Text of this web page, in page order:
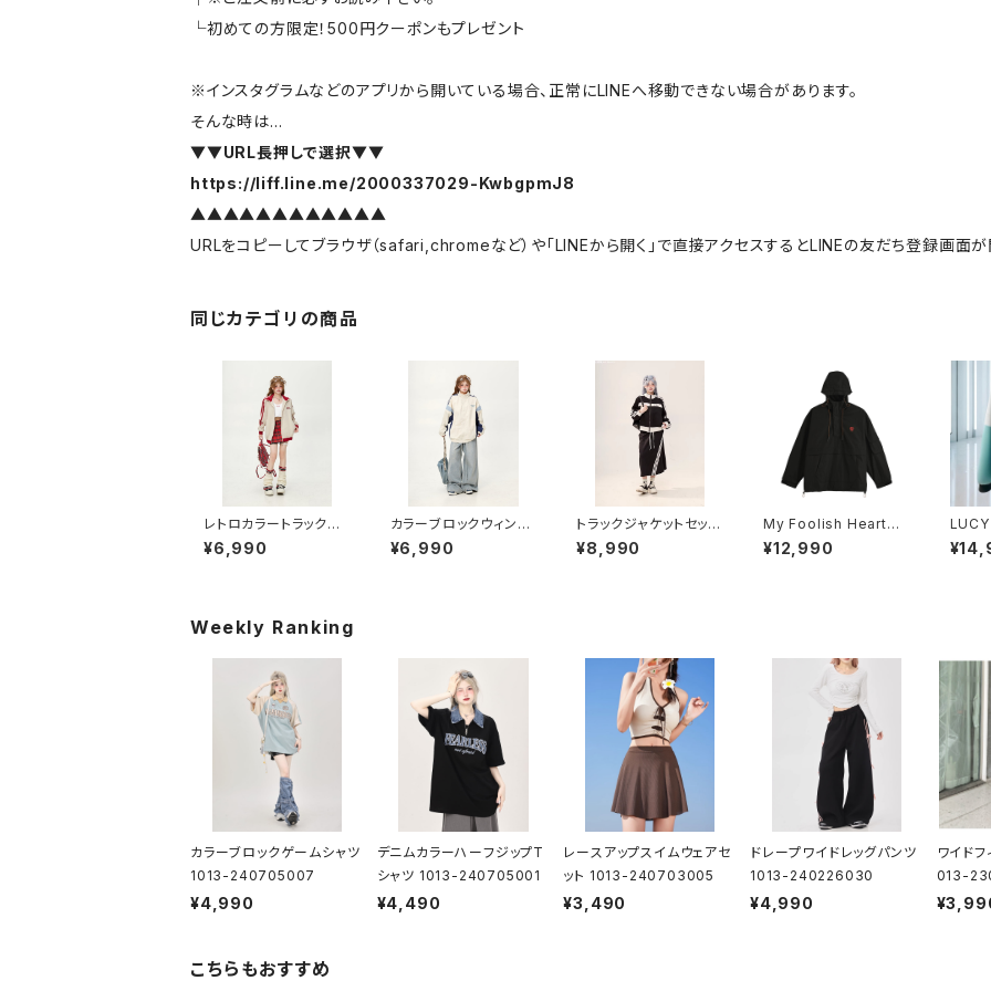
└初めての方限定！500円クーポンもプレゼント
※インスタグラムなどのアプリから開いている場合、正常にLINEへ移動できない場合があります。
そんな時は…
▼▼URL長押しで選択▼▼
https://liff.line.me/2000337029-KwbgpmJ8
▲▲▲▲▲▲▲▲▲▲▲▲
URLをコピーしてブラウザ（safari,chromeなど）や「LINEから開く」で直接アクセスするとLINEの友だち登録画面が
同じカテゴリの商品
レトロカラートラックジ
ャケット 1013-24090
5009
¥6,990
カラーブロックウィンド
ブレーカー 1013-240
905010
¥6,990
トラックジャケットセット
アップ 1013-240905
001set
¥8,990
My Foolish Heartア
ノラックパーカー 1014-
230221220
¥12,990
002
Weekly Ranking
カラーブロックゲームシャツ
1013-240705007
¥4,990
デニムカラーハーフジップT
シャツ 1013-240705001
¥4,490
レースアップスイムウェアセ
ット 1013-240703005
¥3,490
ドレープワイドレッグパンツ
1013-240226030
¥4,990
ワイド
013-
こちらもおすすめ